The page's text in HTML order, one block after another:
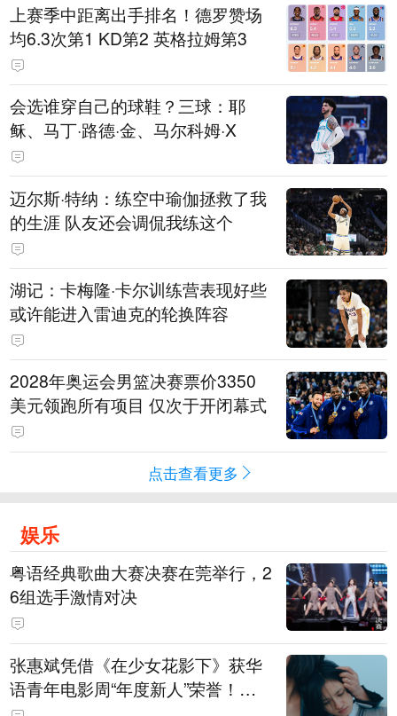
上赛季中距离出手排名！德罗赞场
均6.3次第1 KD第2 英格拉姆第3
会选谁穿自己的球鞋？三球：耶
稣、马丁·路德·金、马尔科姆·X
迈尔斯·特纳：练空中瑜伽拯救了我
的生涯 队友还会调侃我练这个
湖记：卡梅隆·卡尔训练营表现好些
或许能进入雷迪克的轮换阵容
2028年奥运会男篮决赛票价3350
美元领跑所有项目 仅次于开闭幕式
点击查看更多
娱乐
粤语经典歌曲大赛决赛在莞举行，2
6组选手激情对决
张惠斌凭借《在少女花影下》获华
语青年电影周“年度新人”荣誉！该